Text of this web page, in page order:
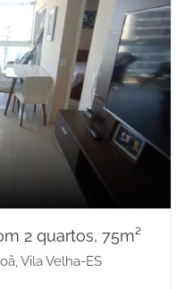
2 quartos, 75m²
Vila Velha-ES